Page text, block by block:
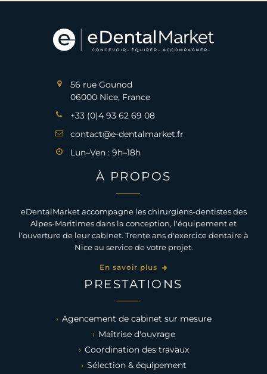
56 rue Gounod
06000 Nice, France
+33 (0)4 93 62 69 08
contact@e-dentalmarket.fr
Lun–Ven : 9h–18h
À PROPOS
eDentalMarket accompagne les chirurgiens-dentistes des
Alpes-Maritimes dans la conception, l'équipement et
l'ouverture de leur cabinet. Trente ans d'exercice dentaire à
Nice au service de votre projet.
En savoir plus
PRESTATIONS
Agencement de cabinet sur mesure
Maîtrise d'ouvrage
Coordination des travaux
Sélection & équipement